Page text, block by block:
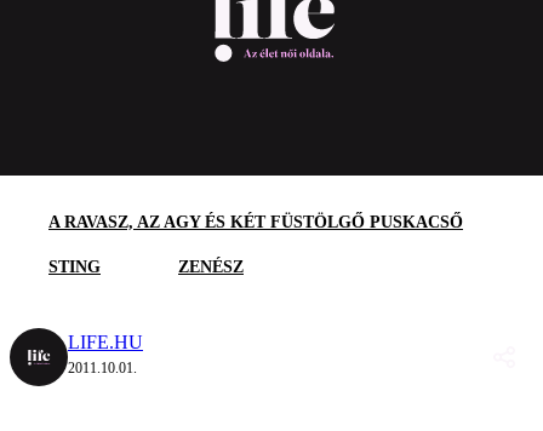
A RAVASZ, AZ AGY ÉS KÉT FÜSTÖLGŐ PUSKACSŐ
STING ZENÉSZ
LIFE.HU
2011.10.01.